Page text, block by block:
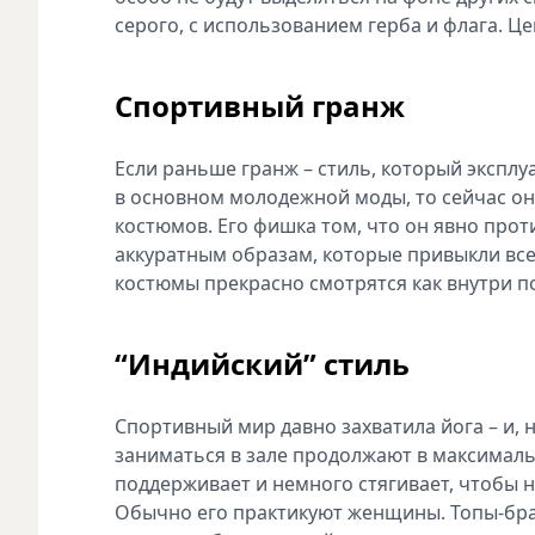
серого, с использованием герба и флага.
Спортивный гранж
Если раньше гранж – стиль, который
в основном молодежной моды, то сейчас
костюмов. Его фишка том, что он явно
аккуратным образам, которые привыкли
костюмы прекрасно смотрятся как внутри
“Индийский” стиль
Спортивный мир давно захватила йога – и,
заниматься в зале продолжают в
поддерживает и немного стягивает, чтобы
Обычно его практикуют женщины. Топы-